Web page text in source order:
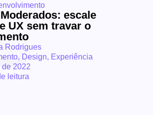
escale
UX sem travar o
Rodrigues
, Design, Experiência
de 2022
leitura